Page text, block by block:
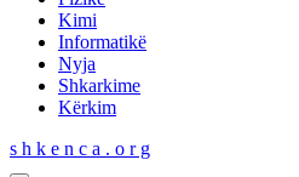
Kimi
Informatikë
Nyja
Shkarkime
Kërkim
s h k e n c a . o r g